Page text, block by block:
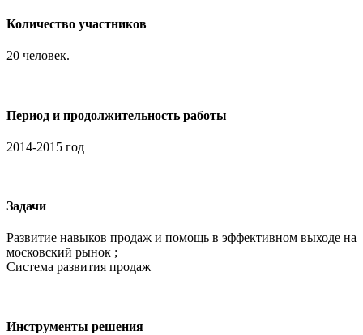
Количество участников
20 человек.
Период и продолжительность работы
2014-2015 год
Задачи
Развитие навыков продаж и помощь в эффективном выходе на
московский рынок ;
Система развития продаж
Инструменты решения